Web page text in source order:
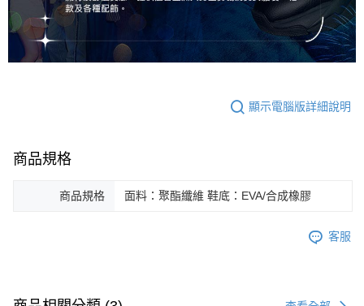
顯示電腦版詳細說明
商品規格
商品規格 面料：聚酯纖維 鞋底：EVA/合成橡膠
客服